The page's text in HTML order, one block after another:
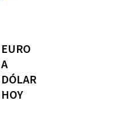
EURO
A
DÓLAR
HOY